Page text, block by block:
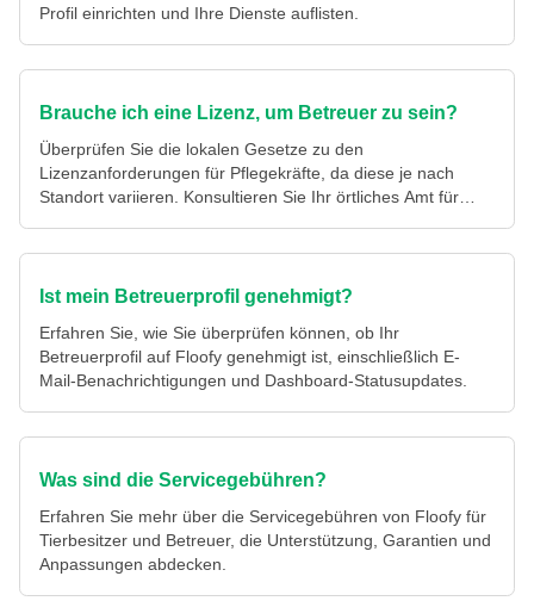
Profil einrichten und Ihre Dienste auflisten.
Brauche ich eine Lizenz, um Betreuer zu sein?
Überprüfen Sie die lokalen Gesetze zu den
Lizenzanforderungen für Pflegekräfte, da diese je nach
Standort variieren. Konsultieren Sie Ihr örtliches Amt für
Ist mein Betreuerprofil genehmigt?
Erfahren Sie, wie Sie überprüfen können, ob Ihr
Betreuerprofil auf Floofy genehmigt ist, einschließlich E-
Mail-Benachrichtigungen und Dashboard-Statusupdates.
Was sind die Servicegebühren?
Erfahren Sie mehr über die Servicegebühren von Floofy für
Tierbesitzer und Betreuer, die Unterstützung, Garantien und
Anpassungen abdecken.